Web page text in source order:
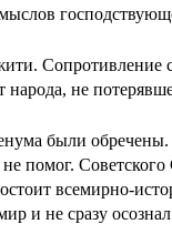
Сопротивление
народа, не
были
помог.
всемирно-
и не сразу